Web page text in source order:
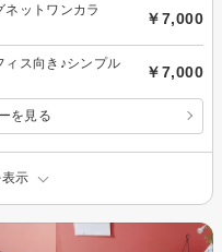
ットワンカラ
￥7,000
ィス向き♪シンプル
￥7,000
を見る
示